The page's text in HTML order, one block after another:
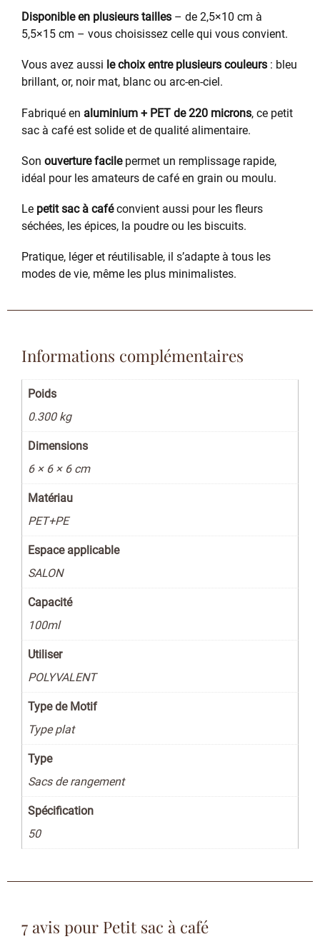
Disponible en plusieurs tailles – de 2,5×10 cm à
5,5×15 cm – vous choisissez celle qui vous convient.
Vous avez aussi le choix entre plusieurs couleurs : bleu
brillant, or, noir mat, blanc ou arc-en-ciel.
Fabriqué en aluminium + PET de 220 microns, ce petit
sac à café est solide et de qualité alimentaire.
Son ouverture facilepermet un remplissage rapide,
idéal pour les amateurs de café en grain ou moulu.
Le petit sac à caféconvient aussi pour les fleurs
séchées, les épices, la poudre ou les biscuits.
Pratique, léger et réutilisable, il s’adapte à tous les
modes de vie, même les plus minimalistes.
Informations complémentaires
Poids
0.300 kg
Dimensions
6 × 6 × 6 cm
Matériau
PET+PE
Espace applicable
SALON
Capacité
100ml
Utiliser
POLYVALENT
Type de Motif
Type plat
Type
Sacs de rangement
Spécification
50
7 avis pour Petit sac à café